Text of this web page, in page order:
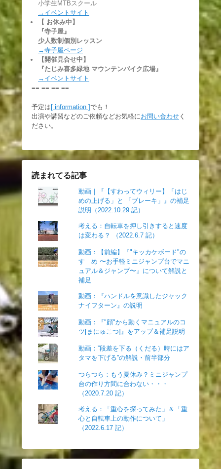
小学生MTBスクール
→イベントサイト
【 お休み中】
『寺子屋』
少人数制個別レッスン
→寺子屋ページ
【開催見合せ中】
『たじみ喜多緑地 マウンテンバイク広場』
→イベントサイト
== == == ==
予定は [ information ]でも！
出演や講習などのご依頼などお気軽に お問い合わせ く
ださい。
読まれてる記事
動画｜『【すわってウィリー】「はじ
めの上げる」と 「ブレーキ」』の補足
説明（2022.10.29 記）
考える：自転車を押し引きすると速度
は変わる？ （2022.6.7 記）
動画：【前編】『"キッカケボード"の
すゝめ 〜お手軽ミニジャンプ台でマニ
ュアル＆ジャンプ〜』について解説と
補足
動画：『ハンドルを意識したジャック
ナイフターン』の説明
動画：『"顔"から動くマニュアルのコ
ツ[まにゅこつ]』をアップ＆補足説明
動画：”段差を下る（くだる）時にはア
タマを下げる”の解説・前半部分
つらつら：もう夏休み？ミニジャンプ
台の作り方間に合わない・・・
（2020.7.20 記）
考える：「重心を探ってみた」＆「重
心と自転車上の動作について」
（2022.6.17 記）